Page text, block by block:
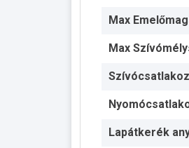
Max
Max
Lapátkerék